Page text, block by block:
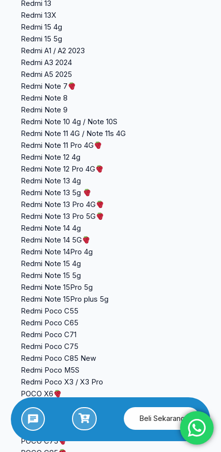
Beli Sekarang
Redmi 13
Redmi 13X
Redmi 15 4g
Redmi 15 5g
Redmi A1 / A2 2023
Redmi A3 2024
Redmi A5 2025
Redmi Note 7
Redmi Note 8
Redmi Note 9
Redmi Note 10 4g / Note 10S
Redmi Note 11 4G / Note 11s 4G
Redmi Note 11 Pro 4G
Redmi Note 12 4g
Redmi Note 12 Pro 4G
Redmi Note 13 4g
Redmi Note 13 5g
Redmi Note 13 Pro 4G
Redmi Note 13 Pro 5G
Redmi Note 14 4g
Redmi Note 14 5G
Redmi Note 14Pro 4g
Redmi Note 15 4g
Redmi Note 15 5g
Redmi Note 15Pro 5g
Redmi Note 15Pro plus 5g
Redmi Poco C55
Redmi Poco C65
Redmi Poco C71
Redmi Poco C75
Redmi Poco C85 New
Redmi Poco M5S
Redmi Poco X3 / X3 Pro
POCO X6
POCO X7
POCO C65
POCO C71
POCO C75